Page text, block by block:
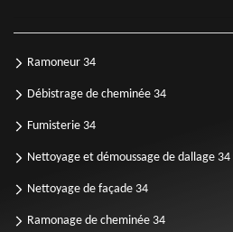
Ramoneur 34
Débistrage de cheminée 34
Fumisterie 34
Nettoyage et démoussage de dallage 34
Nettoyage de façade 34
Ramonage de cheminée 34